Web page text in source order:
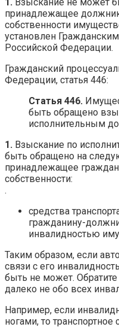
принадлежащее
собственности
установлен
Российской Федерации.
Гражданский
Федерации, статья 446:
Статья 446.
быть обращено
исполнительным
1. Взыскание по
быть обращено на
принадлежащее
собственности:
.
средства
гражданину-
инвалидностью
Таким образом, если
связи с его
быть не может.
далеко не обо всех
Например, если
ногами, то